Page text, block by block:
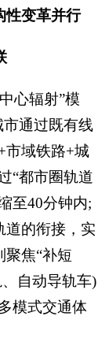
性变革并行
心辐射”模
市通过既有线
市域铁路+城
“都市圈轨道
至40分钟内;
道的衔接，实
焦“补短
自动导轨车)
模式交通体